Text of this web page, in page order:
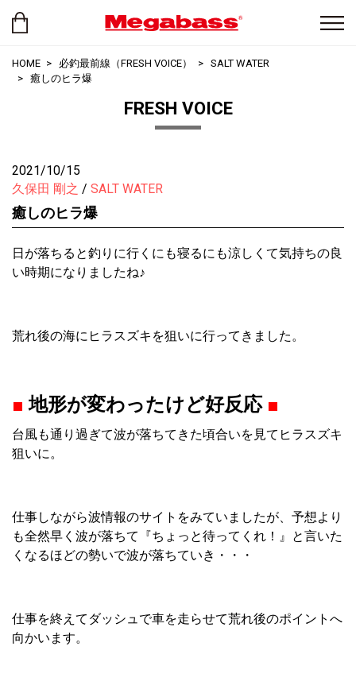
HOME 必釣最前線（FRESH VOICE）
SALT WATER
癒しのヒラ爆
FRESH VOICE
2021/10/15
久保田 剛之
SALT WATER
癒しのヒラ爆
日が落ちると釣りに行くにも寝るにも涼しくて気持ちの良
い時期になりましたね♪
荒れ後の海にヒラスズキを狙いに行ってきました。
■ 地形が変わったけど好反応 ■
台風も通り過ぎて波が落ちてきた頃合いを見てヒラスズキ
狙いに。
仕事しながら波情報のサイトをみていましたが、予想より
も全然早く波が落ちて『ちょっと待ってくれ！』と言いた
くなるほどの勢いで波が落ちていき・・・
仕事を終えてダッシュで車を走らせて荒れ後のポイントへ
向かいます。